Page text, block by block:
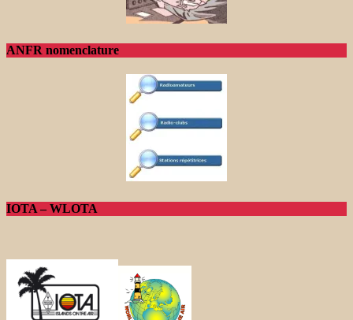
ANFR nomenclature
IOTA – WLOTA